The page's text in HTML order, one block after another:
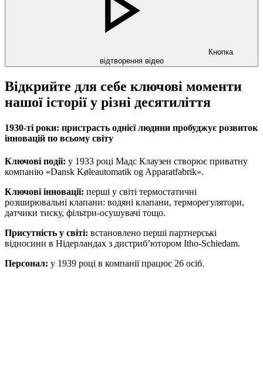
Кнопка
відтворення відео
Відкрийте для себе ключові моменти
нашої історії у різні десятиліття
1930-ті роки: пристрасть однієї людини пробуджує розвиток
інновацій по всьому світу
Ключові події: у 1933 році Мадс Клаузен створює приватну
компанію «Dansk Køleautomatik og Apparatfabrik».
Ключові інновації: перші у світі термостатичні
розширювальні клапани: водяні клапани, терморегулятори,
датчики тиску, фільтри-осушувачі тощо.
Присутність у світі: встановлено перші партнерські
відносини в Нідерландах з дистриб’ютором Itho-Schiedam.
Персонал: у 1939 році в компанії працює 26 осіб.